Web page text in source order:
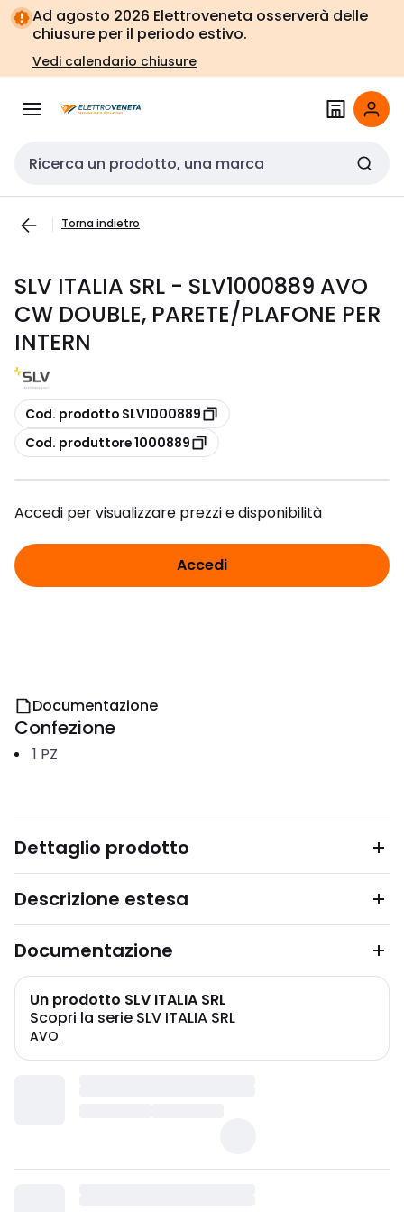
Vai alla
navigazione
Vai
alla
pagina
Ad agosto 2026 Elettroveneta osserverà delle
chiusure per il periodo estivo.
Vedi calendario chiusure
Cerca input
Torna indietro
SLV ITALIA SRL - SLV1000889 AVO
CW DOUBLE, PARETE/PLAFONE PER
INTERN
copia
Cod. prodotto SLV1000889
copia
Cod. produttore 1000889
Accedi per visualizzare prezzi e disponibilità
Accedi
Documentazione
Confezione
1 PZ
Dettaglio prodotto
Descrizione estesa
Documentazione
Un prodotto SLV ITALIA SRL
Scopri la serie SLV ITALIA SRL
AVO